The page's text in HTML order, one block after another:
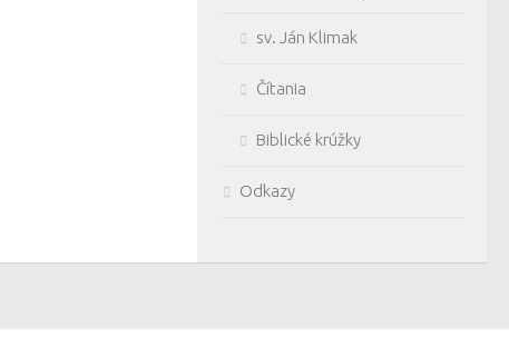
sv. Ján Klimak
Čítania
Biblické krúžky
Odkazy